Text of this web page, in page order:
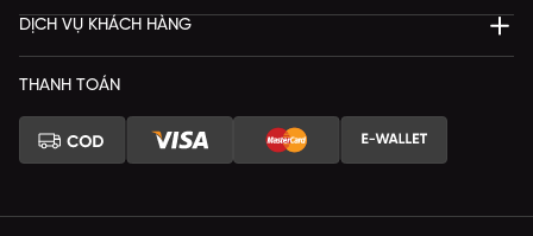
DỊCH VỤ KHÁCH HÀNG
THANH TOÁN